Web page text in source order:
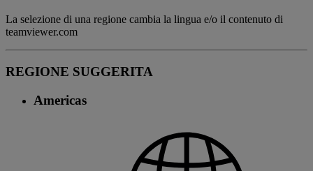
La selezione di una regione cambia la lingua e/o il contenuto di
teamviewer.com
REGIONE SUGGERITA
Americas